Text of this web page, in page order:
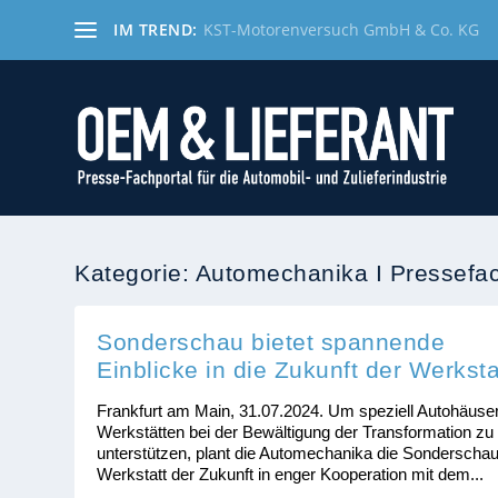
IM TREND: KST-Motorenversuch GmbH & Co. KG
Kategorie: Automechanika I
Sonderschau bietet spannende
Einblicke in die Zukunft der
Frankfurt am Main, 31.07.2024. Um speziell
Werkstätten bei der Bewältigung der Transformation zu
unterstützen, plant die Automechanika die Sonderschau
Werkstatt der Zukunft in enger Kooperation mit dem...